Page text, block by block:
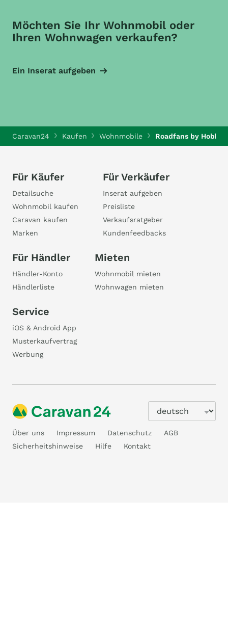
Möchten Sie Ihr Wohnmobil oder
Ihren Wohnwagen verkaufen?
Ein Inserat aufgeben
Caravan24 Kaufen Wohnmobile Roadfans by Hobby
Für Käufer
Detailsuche
Wohnmobil kaufen
Caravan kaufen
Marken
Für Verkäufer
Inserat aufgeben
Preisliste
Verkaufsratgeber
Kundenfeedbacks
Für Händler
Händler-Konto
Händlerliste
Mieten
Wohnmobil mieten
Wohnwagen mieten
Service
iOS & Android App
Musterkaufvertrag
Werbung
Über uns Impressum Datenschutz
AGB
Sicherheitshinweise
Hilfe Kontakt